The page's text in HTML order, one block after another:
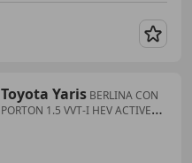
Toyota Yaris BERLINA CON
PORTON 1.5 VVT-I HEV ACTIVE